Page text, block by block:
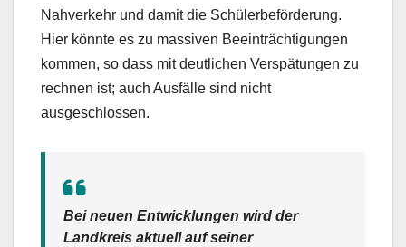
Nahverkehr und damit die Schülerbeförderung.
Hier könnte es zu massiven Beeinträchtigungen
kommen, so dass mit deutlichen Verspätungen zu
rechnen ist; auch Ausfälle sind nicht
ausgeschlossen.
Bei neuen Entwicklungen wird der
Landkreis aktuell auf seiner